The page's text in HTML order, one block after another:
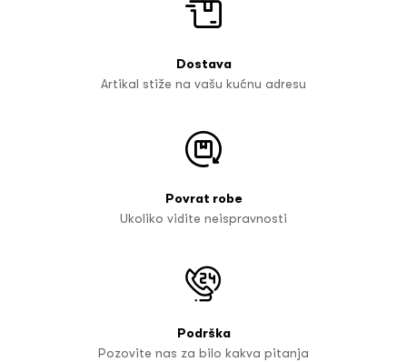
Dostava
Artikal stiže na vašu kućnu adresu
Povrat robe
Ukoliko vidite neispravnosti
Podrška
Pozovite nas za bilo kakva pitanja